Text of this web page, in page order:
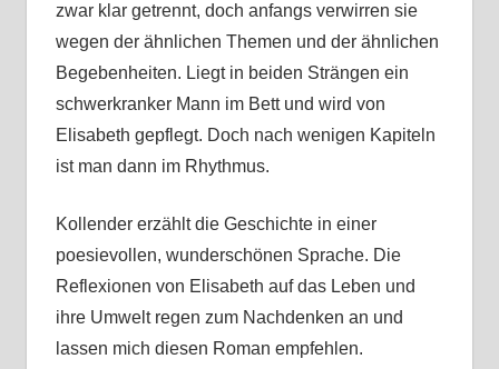
zwar klar getrennt, doch anfangs verwirren sie
wegen der ähnlichen Themen und der ähnlichen
Begebenheiten. Liegt in beiden Strängen ein
schwerkranker Mann im Bett und wird von
Elisabeth gepflegt. Doch nach wenigen Kapiteln
ist man dann im Rhythmus.
Kollender erzählt die Geschichte in einer
poesievollen, wunderschönen Sprache. Die
Reflexionen von Elisabeth auf das Leben und
ihre Umwelt regen zum Nachdenken an und
lassen mich diesen Roman empfehlen.